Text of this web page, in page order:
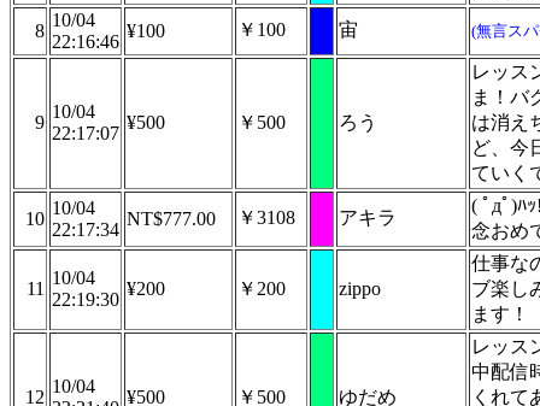
8
10/04
22:16:46
¥100 ￥100 宙 (無言ス
9
10/04
22:17:07
¥500 ￥500 ろう
レッス
ま！バ
は消え
ど、今
ていく
10
10/04
22:17:34
NT$777.00 ￥3108 アキラ
( ﾟдﾟ)ﾊ
念おめ
11
10/04
22:19:30
¥200 ￥200 zippo
仕事な
ブ楽し
ます！
12
10/04
¥500 ￥500 ゆだめ
レッス
中配信
くれて